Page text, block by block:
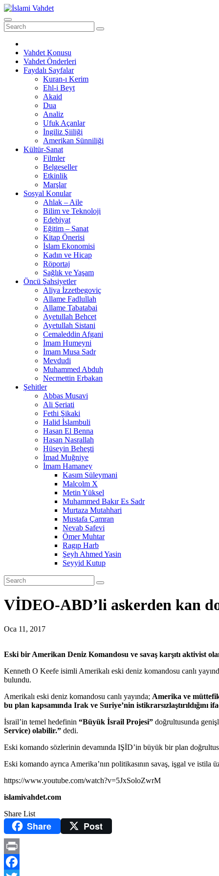
Skip
to
content
Vahdet Konusu
Vahdet Önderleri
Faydalı Sayfalar
Kuran-ı Kerim
Ehl-i Beyt
Akaid
Dua
Analiz
Ufuk Açanlar
İngiliz Şiiliği
Amerikan Sünniliği
Kültür-Sanat
Filmler
Belgeseller
Etkinlik
Marşlar
Sosyal Konular
Ahlak – Aile
Bilim ve Teknoloji
Edebiyat
Eğitim – Sanat
Kitap Önerisi
İslam Ekonomisi
Kadın ve Hicap
Röportaj
Sağlık ve Yaşam
Öncü Şahsiyetler
Aliya İzzetbegoviç
Allame Fadlullah
Allame Tabatabai
Ayetullah Behcet
Ayetullah Sistani
Cemaleddin Afgani
İmam Humeyni
İmam Musa Sadr
Mevdudi
Muhammed Abduh
Necmettin Erbakan
Şehitler
Abbas Musavi
Ali Şeriati
Fethi Şikaki
Halid İslambuli
Hasan El Benna
Hasan Nasrallah
Hüseyin Beheşti
İmad Muğniye
İmam Hamaney
Kasım Süleymani
Malcolm X
Metin Yüksel
Muhammed Bakır Es Sadr
Murtaza Mutahhari
Mustafa Çamran
Nevab Safevi
Ömer Muhtar
Ragıp Harb
Şeyh Ahmed Yasin
Seyyid Kutup
VİDEO-ABD’li askerden kan
Oca 11, 2017
Eski bir Amerikan Deniz Komandosu ve savaş karşıtı aktivist
Kenneth O Keefe isimli Amerikalı eski deniz komandosu canlı
bulundu.
Amerikalı eski deniz komandosu canlı yayında; Amerika ve
bu plan kapsamında Irak ve Suriye’nin istikrarsızlaştırıldığını
İsrail’in temel hedefinin “Büyük İsrail Projesi” doğrultusunda
Service) olabilir.” dedi.
Eski komando sözlerinin devamında IŞİD’in büyük bir plan
Eski komando ayrıca Amerika’nın politikasının savaş, işgal ve istila
https://www.youtube.com/watch?v=5JxSoloZwrM
islamivahdet.com
Share List
Share Post
Print